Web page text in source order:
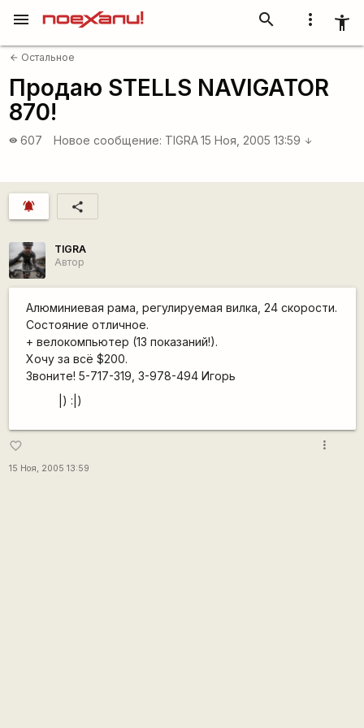
more_vert accessibility_new
search
menu
arrow_back Остальное
Продаю STELLS NAVIGATOR
870!
visibility 607 Новое сообщение: TIGRA 15 Ноя, 2005 13:59 arrow_downward
notifications_active share
TIGRA
Автор
Алюминиевая рама, регулируемая вилка, 24 скорости.
Состояние отличное.
+ велокомпьютер (13 показаний!).
Хочу за всё $200.
Звоните! 5-717-319, 3-978-494 Игорь
|) :|)
favorite_border
15 Ноя, 2005 13:59
more_vert